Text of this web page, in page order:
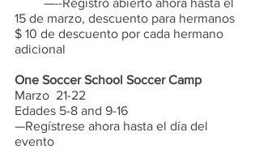
15 de marzo, descuento para hermanos
$ 10 de descuento por cada hermano
adicional
One Soccer School Soccer Camp
Marzo  21-22
Edades 5-8 and 9-16
—Regístrese ahora hasta el día del
evento